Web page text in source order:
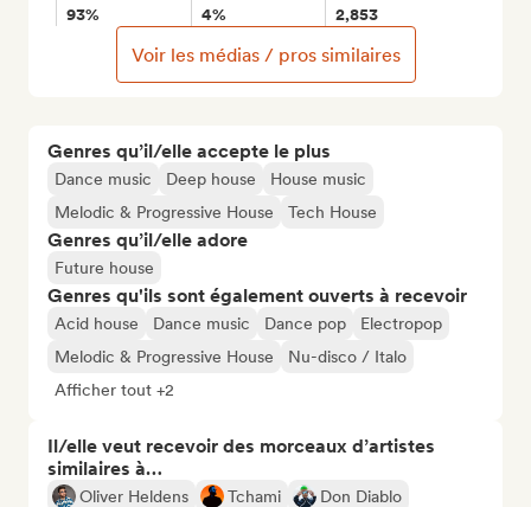
Genres qu’il/elle accepte le plus
Dance music Deep house
House music
Melodic & Progressive House
Tech House
Genres qu’il/elle adore
Future house
Genres qu'ils sont également ouverts à recevoir
Acid house Dance music Dance pop
Electropop
Melodic & Progressive House
Nu-disco / Italo
Afficher tout +2
Il/elle veut recevoir des morceaux d’artistes
similaires à…
Oliver Heldens Tchami
Don Diablo
93% 4% 2,853
Voir les médias / pros similaires